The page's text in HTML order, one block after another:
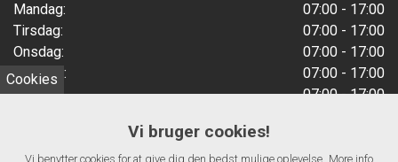
Mandag:
07:00 - 17:00
Tirsdag:
07:00 - 17:00
Onsdag:
07:00 - 17:00
Torsdag:
07:00 - 17:00
Fredag:
07:00 - 17:00
Cookies
Vi bruger cookies!
Vi benytter cookies for at give dig den bedst mulige oplevelse. More info